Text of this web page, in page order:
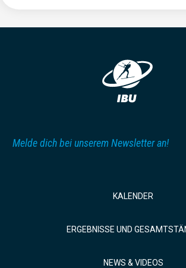
Melde dich bei unserem Newsletter an!
KALENDER
ERGEBNISSE UND
NEWS & VIDEOS